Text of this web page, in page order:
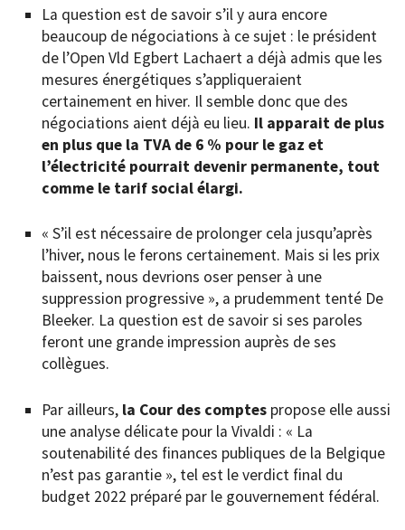
La question est de savoir s’il y aura encore
beaucoup de négociations à ce sujet : le président
de l’Open Vld Egbert Lachaert a déjà admis que les
mesures énergétiques s’appliqueraient
certainement en hiver. Il semble donc que des
négociations aient déjà eu lieu. Il apparait de plus
en plus que la TVA de 6 % pour le gaz et
l’électricité pourrait devenir permanente, tout
comme le tarif social élargi.
« S’il est nécessaire de prolonger cela jusqu’après
l’hiver, nous le ferons certainement. Mais si les prix
baissent, nous devrions oser penser à une
suppression progressive », a prudemment tenté De
Bleeker. La question est de savoir si ses paroles
feront une grande impression auprès de ses
collègues.
Par ailleurs, la Cour des comptes propose elle aussi
une analyse délicate pour la Vivaldi : « La
soutenabilité des finances publiques de la Belgique
n’est pas garantie », tel est le verdict final du
budget 2022 préparé par le gouvernement fédéral.